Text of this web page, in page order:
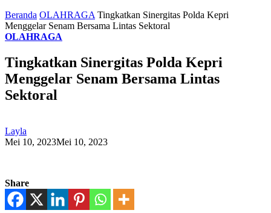
Beranda OLAHRAGA Tingkatkan Sinergitas Polda Kepri
Menggelar Senam Bersama Lintas Sektoral
OLAHRAGA
Tingkatkan Sinergitas Polda Kepri
Menggelar Senam Bersama Lintas
Sektoral
Layla
Mei 10, 2023Mei 10, 2023
Share